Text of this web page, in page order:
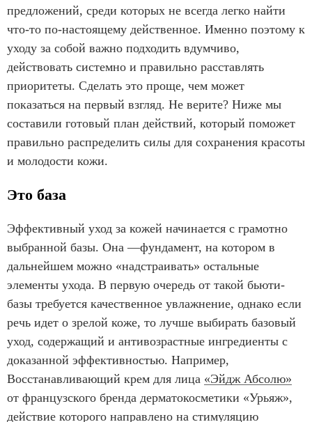
предложений, среди которых не всегда легко найти
что-то по-настоящему действенное. Именно поэтому к
уходу за собой важно подходить вдумчиво,
действовать системно и правильно расставлять
приоритеты. Сделать это проще, чем может
показаться на первый взгляд. Не верите? Ниже мы
составили готовый план действий, который поможет
правильно распределить силы для сохранения красоты
и молодости кожи.
Это база
Эффективный уход за кожей начинается с грамотно
выбранной базы. Она —фундамент, на котором в
дальнейшем можно «надстраивать» остальные
элементы ухода. В первую очередь от такой бьюти-
базы требуется качественное увлажнение, однако если
речь идет о зрелой коже, то лучше выбирать базовый
уход, содержащий и антивозрастные ингредиенты с
доказанной эффективностью. Например,
Восстанавливающий крем для лица «Эйдж Абсолю»
от французского бренда дерматокосметики «Урьяж»,
действие которого направлено на стимуляцию